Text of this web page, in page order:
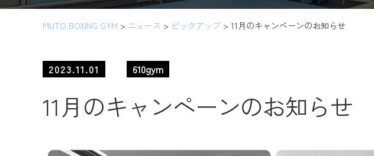
MUTO BOXING GYM > ニュース > ピックアップ > 11月のキャンペーンのお知らせ
2023.11.01 610gym
11月のキャンペーンのお知らせ